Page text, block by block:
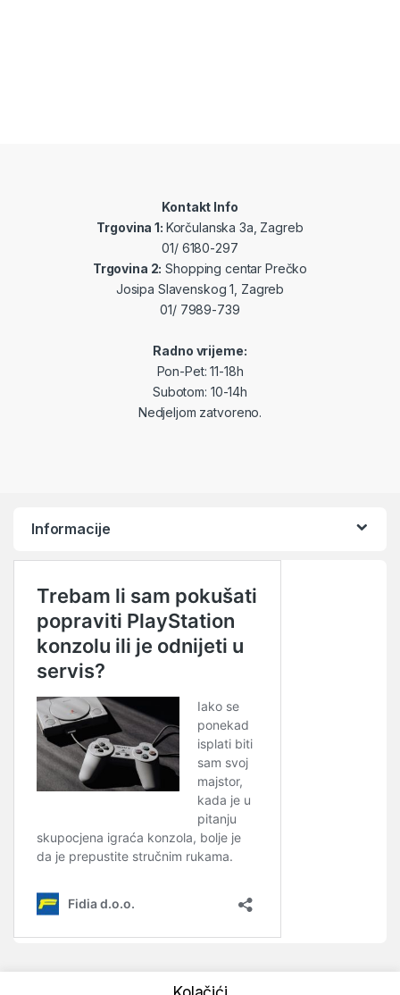
Kontakt Info
Trgovina 1: Korčulanska 3a, Zagreb
01/ 6180-297
Trgovina 2: Shopping centar Prečko
Josipa Slavenskog 1, Zagreb
01/ 7989-739
Radno vrijeme:
Pon-Pet: 11-18h
Subotom: 10-14h
Nedjeljom zatvoreno.
Informacije